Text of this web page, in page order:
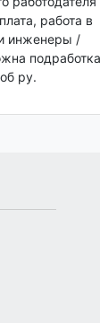
работа в
инженеры /
ру.